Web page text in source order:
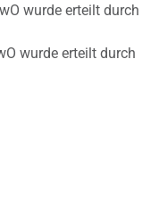
wurde erteilt durch
wurde erteilt durch